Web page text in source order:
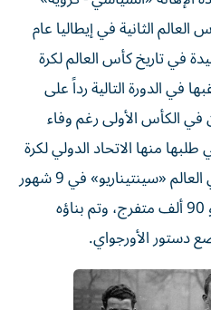
الثانية في إيطاليا عام
في تاريخ كأس العالم لكرة
في الدورة التالية رداً على
في الكأس الأولى رغم وفاء
منها الاتحاد الدولي لكرة
القدم، ومنها بناء أكبر استاد في العالم «سينتيناريو» في 9 شهور
فقط، الذي كان يسع وقتها نحو 90 ألف متفرج، وتم بناؤه